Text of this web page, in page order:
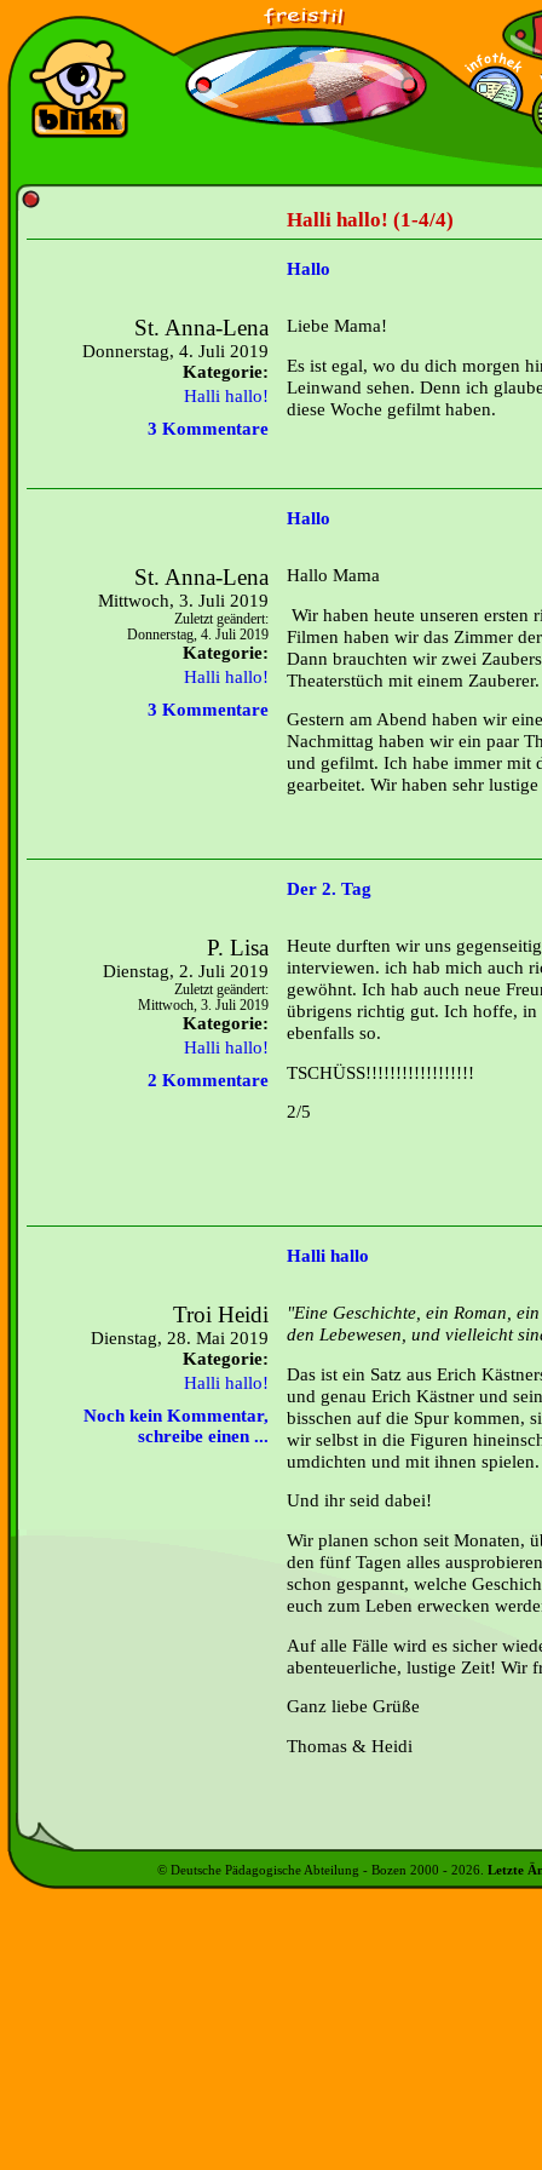
Halli hallo! (1-4/4)
Hallo
St. Anna-Lena
Donnerstag, 4. Juli 2019
Kategorie:
Halli hallo!
3 Kommentare
Liebe Mama!
Es ist egal, wo du dich morgen
Leinwand sehen. Denn ich
diese Woche gefilmt haben.
Hallo
St. Anna-Lena
Mittwoch, 3. Juli 2019
Zuletzt geändert:
Donnerstag, 4. Juli 2019
Kategorie:
Halli hallo!
3 Kommentare
Hallo Mama
Wir haben heute unseren
Filmen haben wir das Zimmer
Dann brauchten wir zwei
Theaterstüch mit einem Zauberer.
Gestern am Abend haben wir
Nachmittag haben wir ein paar
und gefilmt. Ich habe immer mit
gearbeitet. Wir haben sehr
Der 2. Tag
P. Lisa
Dienstag, 2. Juli 2019
Zuletzt geändert:
Mittwoch, 3. Juli 2019
Kategorie:
Halli hallo!
2 Kommentare
Heute durften wir uns
interviewen. ich hab mich auch
gewöhnt. Ich hab auch neue
übrigens richtig gut. Ich hoffe, in
ebenfalls so.
TSCHÜSS!!!!!!!!!!!!!!!!!!
2/5
Halli hallo
Troi Heidi
Dienstag, 28. Mai 2019
Kategorie:
Halli hallo!
Noch kein Kommentar,
schreibe einen ...
"Eine Geschichte, ein Roman,
den Lebewesen, und vielleicht
Das ist ein Satz aus Erich
und genau Erich Kästner und
bisschen auf die Spur kommen,
wir selbst in die Figuren
umdichten und mit ihnen spielen.
Und ihr seid dabei!
Wir planen schon seit Monaten,
den fünf Tagen alles
schon gespannt, welche
euch zum Leben erwecken
Auf alle Fälle wird es sicher
abenteuerliche, lustige Zeit! Wir
Ganz liebe Grüße
Thomas & Heidi
© Deutsche Pädagogische Abteilung - Bozen 2000 - 2026 Letzte